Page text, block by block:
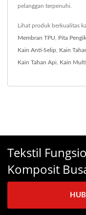
pelanggan terpenuhi.
Lihat produk berkualitas
Membran TPU Pita
Kain Anti-Selip Kain
Kain Tahan Api Kain
Tekstil
Komposit